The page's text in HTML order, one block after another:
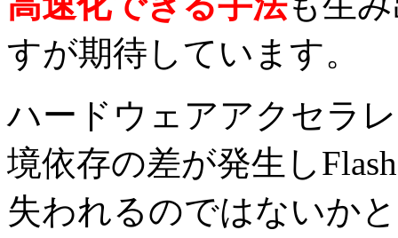
すが期待しています。
ハードウェアアクセラ
境依存の差が発生し
失われるのではないか